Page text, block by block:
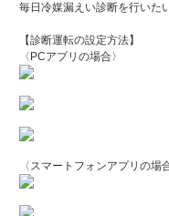
毎日冷媒漏えい診断を行いた
【診断運転の設定方法】
〈PCアプリの場合〉
〈スマートフォンアプリの場